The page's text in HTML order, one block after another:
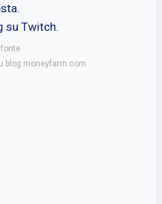
su Twitch.
blog.moneyfarm.com